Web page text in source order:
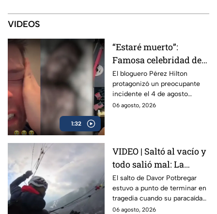
VIDEOS
1:32
“Estaré muerto”:
Famosa celebridad de
internet se autolesionó
en una transmisión en
vivo
El bloguero Pérez Hilton
protagonizó un preocupante
incidente el 4 de agosto
durante una transmisión en
06 agosto, 2026
VIDEO | Saltó al vacío y
todo salió mal: La
decisión que salvó la
vida de Davor
Potbregar
El salto de Davor Potbregar
estuvo a punto de terminar en
tragedia cuando su paracaídas
falló en pleno vuelo; el sistema
06 agosto, 2026